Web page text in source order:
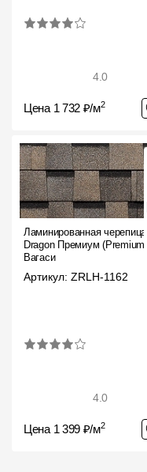
4.0
Цена 1 732 ₽/м2
Ламинированная черепица
Dragon Премиум (Premium),
Вагаси
Артикул: ZRLH-1162
4.0
Цена 1 399 ₽/м2